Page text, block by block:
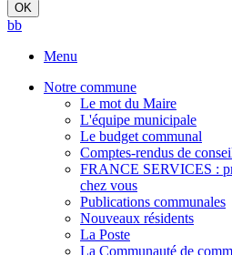
bb
Menu
Notre commune
Le mot du Maire
L'équipe municipale
Le budget communal
Comptes-rendus de
FRANCE SERVICES :
chez vous
Publications communales
Nouveaux résidents
La Poste
La Communauté de